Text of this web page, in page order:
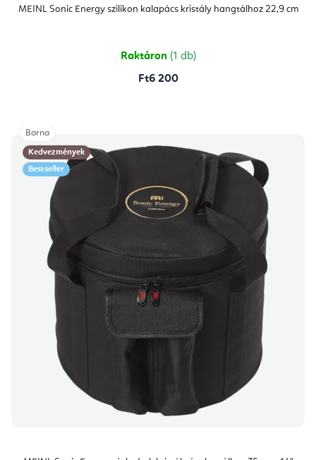
MEINL Sonic Energy szilikon kalapács kristály hangtálhoz 22,9 cm
Raktáron (1 db)
Ft6 200
Kedvezmények
Bestseller
Barna